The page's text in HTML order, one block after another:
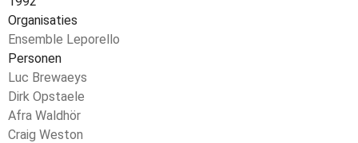
Organisaties
Ensemble Leporello
Personen
Luc Brewaeys
Dirk Opstaele
Afra Waldhör
Craig Weston